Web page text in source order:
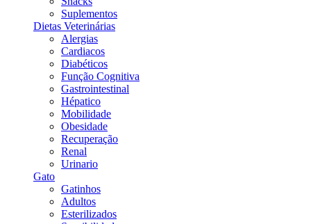
Suplementos
Dietas Veterinárias
Alergias
Cardiacos
Diabéticos
Função Cognitiva
Gastrointestinal
Hépatico
Mobilidade
Obesidade
Recuperação
Renal
Urinario
Gato
Gatinhos
Adultos
Esterilizados